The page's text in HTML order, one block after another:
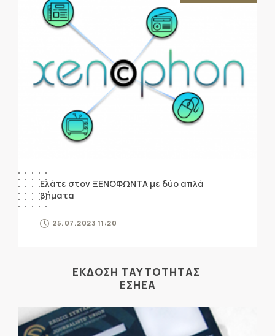
Ελάτε στον ΞΕΝΟΦΩΝΤΑ με δύο απλά
βήματα
25.07.2023 11:20
ΕΚΔΟΣΗ ΤΑΥΤΟΤΗΤΑΣ
ΕΣΗΕΑ